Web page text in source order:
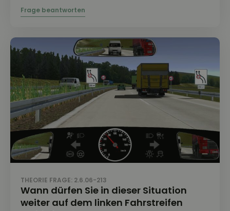
THEORIE FRAGE: 2.6.06-213
Wann dürfen Sie in dieser Situation
weiter auf dem linken Fahrstreifen